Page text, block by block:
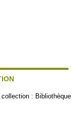
: Bibliothèque